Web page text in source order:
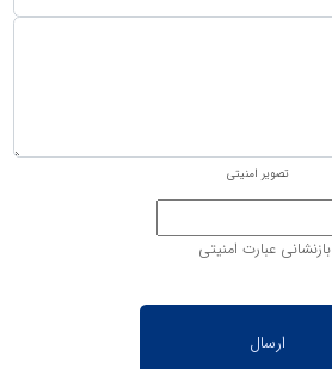
بازنشانی عبارت امنیتی